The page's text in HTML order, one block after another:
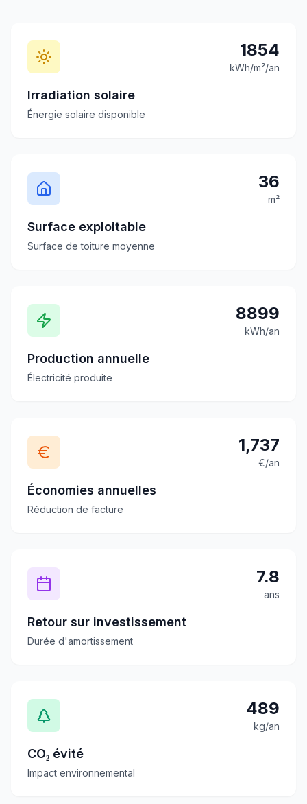
1854
kWh/m²/an
Irradiation solaire
Énergie solaire disponible
36
m²
Surface exploitable
Surface de toiture moyenne
8899
kWh/an
Production annuelle
Électricité produite
1,737
€/an
Économies annuelles
Réduction de facture
7.8
ans
Retour sur investissement
Durée d'amortissement
489
kg/an
CO₂ évité
Impact environnemental